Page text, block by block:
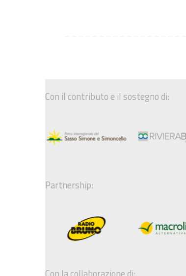
Con il contributo e il sostegno di:
Partnership: